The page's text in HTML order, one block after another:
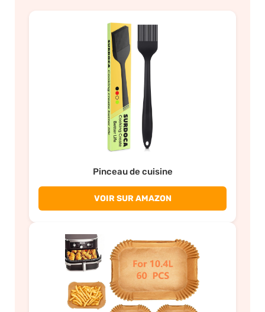
Pinceau de cuisine
VOIR SUR AMAZON